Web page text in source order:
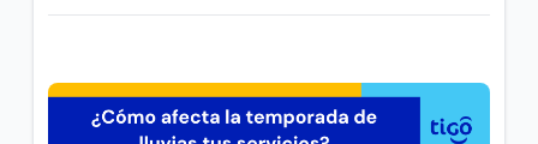
Cambio de nombre y contraseña Módem Arris
TG2482 | Hogar